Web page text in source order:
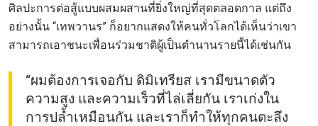
ศิลปะการต่อสู้แบบผสมผสานที่ยิ่งใหญ่ที่สุดตลอดกาล แต่ถึง
อย่างนั้น “เทพวานร” ก็อยากแสดงให้คนทั่วโลกได้เห็นว่าเขา
สามารถเอาชนะเพื่อนร่วมชาติผู้เป็นตำนานรายนี้ได้เช่นกัน
“ผมต้องการเจอกับ ดิมิเทรียส เรามีขนาดตัว
ความสูง และความเร็วที่ไล่เลี่ยกัน เราเก่งใน
การปล้ำเหมือนกัน และเราก็ทำให้ทุกคนตะลึง